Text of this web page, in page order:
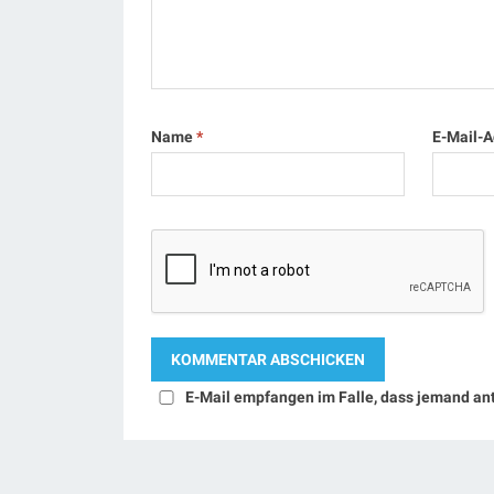
Name* E-Mail-
E-Mail empfangen im Falle, dass jemand